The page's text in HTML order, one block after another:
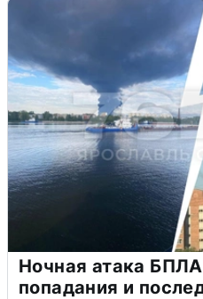
Ночная атака
попадания и